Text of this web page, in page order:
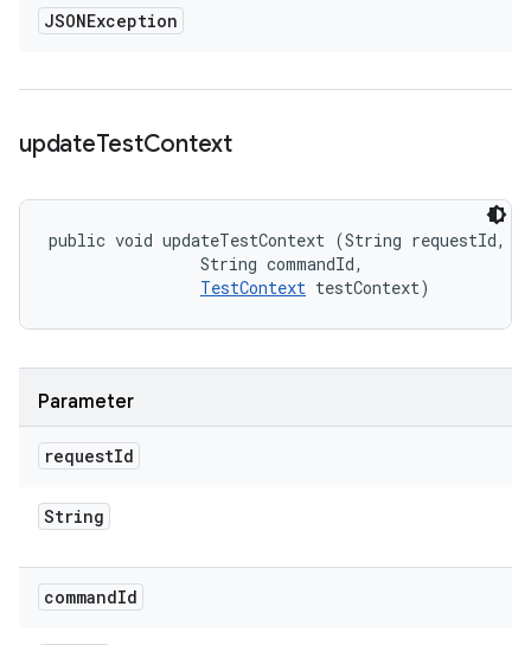
JSONException
updateTestContext
public void updateTestContext (String requestId,
                String commandId,
TestContext testContext)
Parameter
requestId
String
commandId